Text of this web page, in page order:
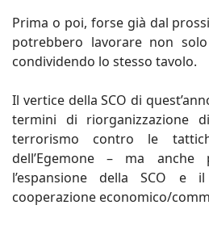
Prima o poi, forse già dal
potrebbero lavorare non
condividendo lo stesso tavolo.
Il vertice della SCO di
termini di riorganizzazione
terrorismo contro le
dell’Egemone – ma
l’espansione della SCO e
cooperazione economico/